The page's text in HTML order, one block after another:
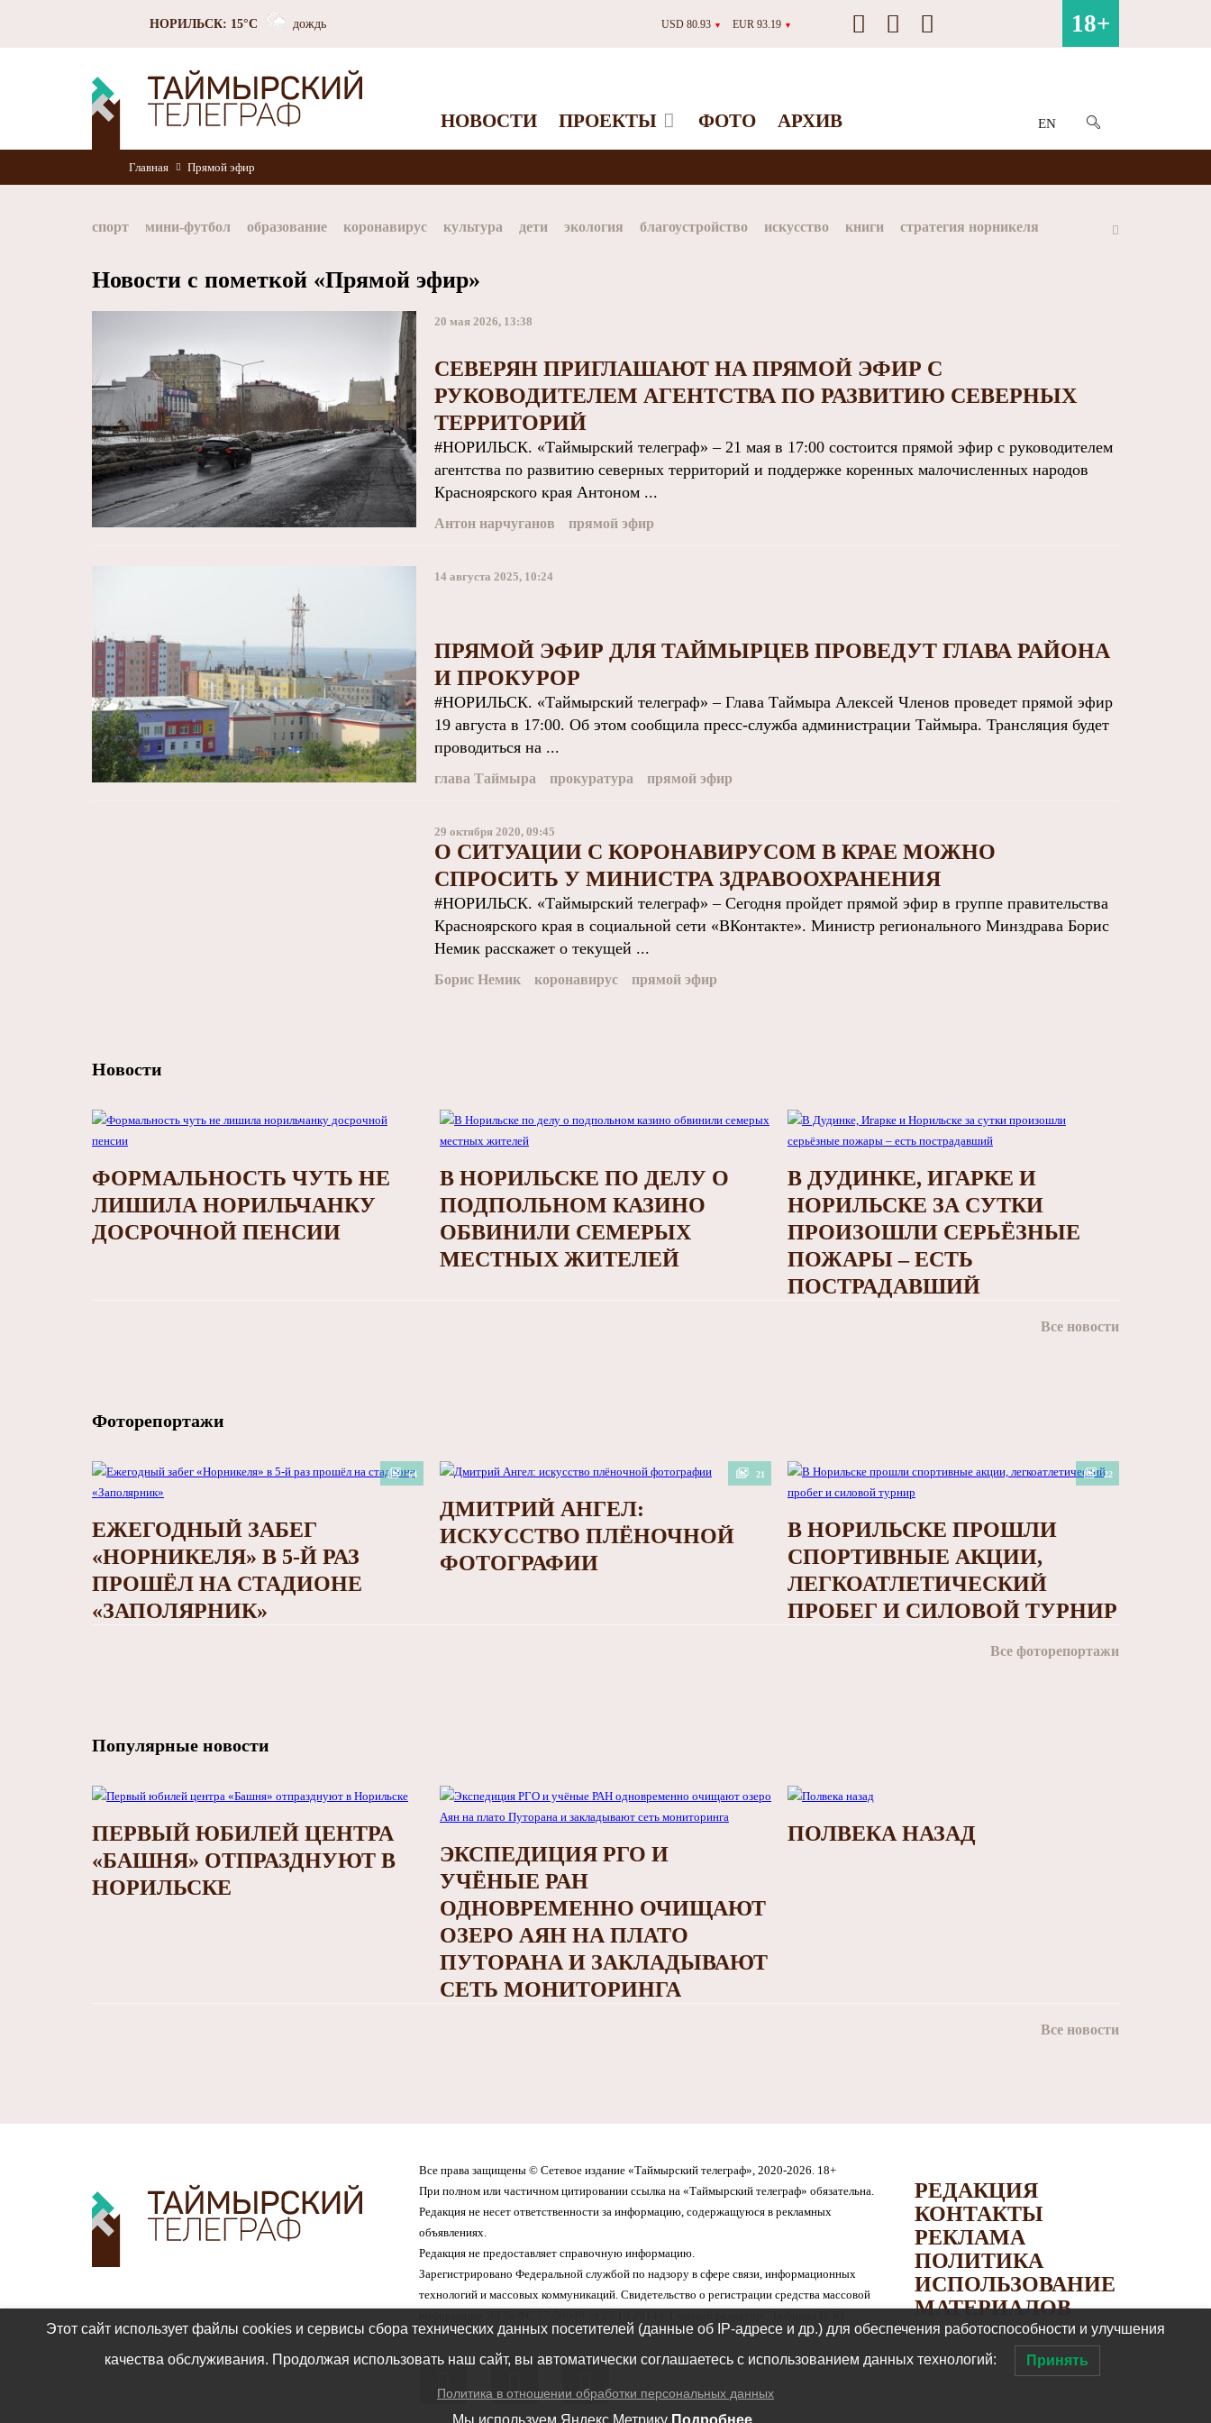
НОРИЛЬСК: 15°C дождь USD 80.93 ▼ EUR 93.19 ▼ 18+
НОВОСТИ ПРОЕКТЫ ФОТО АРХИВ EN
Главная Прямой эфир
спорт мини-футбол образование коронавирус культура дети экология благоустройство искусство книги стратегия норникеля
Новости с пометкой «Прямой эфир»
20 мая 2026, 13:38
СЕВЕРЯН ПРИГЛАШАЮТ НА ПРЯМОЙ ЭФИР С
РУКОВОДИТЕЛЕМ АГЕНТСТВА ПО РАЗВИТИЮ СЕВЕРНЫХ
ТЕРРИТОРИЙ
#НОРИЛЬСК. «Таймырский телеграф» – 21 мая в 17:00 состоится прямой эфир с руководителем
агентства по развитию северных территорий и поддержке коренных малочисленных народов
Красноярского края Антоном ...
Антон нарчуганов прямой эфир
14 августа 2025, 10:24
ПРЯМОЙ ЭФИР ДЛЯ ТАЙМЫРЦЕВ ПРОВЕДУТ ГЛАВА РАЙОНА
И ПРОКУРОР
#НОРИЛЬСК. «Таймырский телеграф» – Глава Таймыра Алексей Членов проведет прямой эфир
19 августа в 17:00. Об этом сообщила пресс-служба администрации Таймыра. Трансляция будет
проводиться на ...
глава Таймыра прокуратура прямой эфир
29 октября 2020, 09:45
О СИТУАЦИИ С КОРОНАВИРУСОМ В КРАЕ МОЖНО
СПРОСИТЬ У МИНИСТРА ЗДРАВООХРАНЕНИЯ
#НОРИЛЬСК. «Таймырский телеграф» – Сегодня пройдет прямой эфир в группе правительства
Красноярского края в социальной сети «ВКонтакте». Министр регионального Минздрава Борис
Немик расскажет о текущей ...
Борис Немик коронавирус прямой эфир
Новости
ФОРМАЛЬНОСТЬ ЧУТЬ НЕ
ЛИШИЛА НОРИЛЬЧАНКУ
ДОСРОЧНОЙ ПЕНСИИ
В НОРИЛЬСКЕ ПО ДЕЛУ О
ПОДПОЛЬНОМ КАЗИНО
ОБВИНИЛИ СЕМЕРЫХ
МЕСТНЫХ ЖИТЕЛЕЙ
В ДУДИНКЕ, ИГАРКЕ И
НОРИЛЬСКЕ ЗА СУТКИ
ПРОИЗОШЛИ СЕРЬЁЗНЫЕ
ПОЖАРЫ – ЕСТЬ
ПОСТРАДАВШИЙ
Все новости
Фоторепортажи
64
ЕЖЕГОДНЫЙ ЗАБЕГ
«НОРНИКЕЛЯ» В 5-Й РАЗ
ПРОШЁЛ НА СТАДИОНЕ
«ЗАПОЛЯРНИК»
21
ДМИТРИЙ АНГЕЛ:
ИСКУССТВО ПЛЁНОЧНОЙ
ФОТОГРАФИИ
22
В НОРИЛЬСКЕ ПРОШЛИ
СПОРТИВНЫЕ АКЦИИ,
ЛЕГКОАТЛЕТИЧЕСКИЙ
ПРОБЕГ И СИЛОВОЙ ТУРНИР
Все фоторепортажи
Популярные новости
ПЕРВЫЙ ЮБИЛЕЙ ЦЕНТРА
«БАШНЯ» ОТПРАЗДНУЮТ В
НОРИЛЬСКЕ
ЭКСПЕДИЦИЯ РГО И
УЧЁНЫЕ РАН
ОДНОВРЕМЕННО ОЧИЩАЮТ
ОЗЕРО АЯН НА ПЛАТО
ПУТОРАНА И ЗАКЛАДЫВАЮТ
СЕТЬ МОНИТОРИНГА
ПОЛВЕКА НАЗАД
Все новости
Все права защищены © Сетевое издание «Таймырский телеграф», 2020-2026. 18+
При полном или частичном цитировании ссылка на «Таймырский телеграф» обязательна.
Редакция не несет ответственности за информацию, содержащуюся в рекламных
объявлениях.
Редакция не предоставляет справочную информацию.
Зарегистрировано Федеральной службой по надзору в сфере связи, информационных
технологий и массовых коммуникаций. Свидетельство о регистрации средства массовой
РЕДАКЦИЯ
КОНТАКТЫ
РЕКЛАМА
ПОЛИТИКА
ИСПОЛЬЗОВАНИЕ
МАТЕРИАЛОВ
Этот сайт использует файлы cookies и сервисы сбора технических данных посетителей (данные об IP-адресе и др.) для обеспечения работоспособности и улучшения
качества обслуживания. Продолжая использовать наш сайт, вы автоматически соглашаетесь с использованием данных технологий: Принять
Политика в отношении обработки персональных данных
Мы используем Яндекс Метрику Подробнее